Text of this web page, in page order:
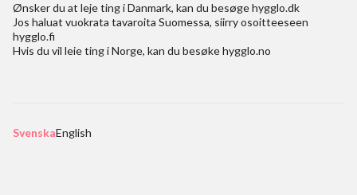
Ønsker du at leje ting i Danmark, kan du besøgehygglo.dk
Jos haluat vuokrata tavaroita Suomessa, siirry osoitteeseen
hygglo.fi
Hvis du vil leie ting i Norge, kan du besøkehygglo.no
SvenskaEnglish